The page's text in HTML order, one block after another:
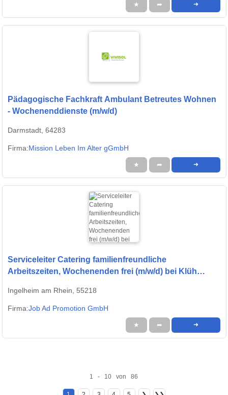
★ ➦ ➜
Pädagogische Fachkraft Ambulant Betreutes Wohnen
- Wochenenddienste (m/w/d)
Darmstadt, 64283
Firma:Mission Leben Im Alter gGmbH
★ ➦ ➜
Serviceleiter Catering familienfreundliche
Arbeitszeiten, Wochenenden frei (m/w/d) bei Klüh
Ingelheim am Rhein, 55218
Firma:Job Ad Promotion GmbH
★ ➦ ➜
1 - 10 von 86